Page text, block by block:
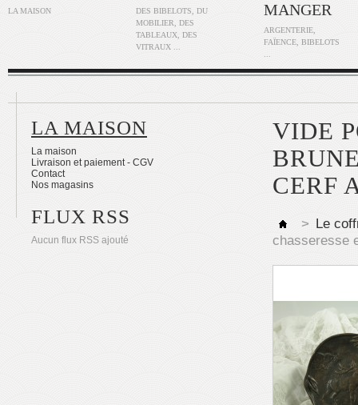
LA MAISON
DES BIBELOTS, DU
MOBILIER, DES
TABLEAUX, DES
VITRAUX ...
MANGER
ARGENTERIE,
FAÏENCE, BIBELOTS
LA MAISON
La maison
Livraison et paiement - CGV
Contact
Nos magasins
FLUX RSS
Aucun flux RSS ajouté
VIDE
CERF
> Le
chasseresse